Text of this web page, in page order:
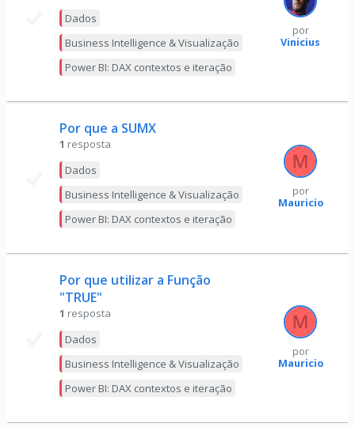
Dados
Business Intelligence & Visualização
Power BI: DAX contextos e iteração
por
Vinicius
Por que a SUMX
1 resposta
Dados
Business Intelligence & Visualização
Power BI: DAX contextos e iteração
por
Mauricio
Por que utilizar a Função
"TRUE"
1 resposta
Dados
Business Intelligence & Visualização
Power BI: DAX contextos e iteração
por
Mauricio